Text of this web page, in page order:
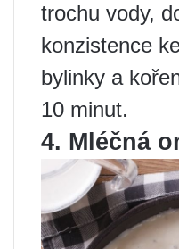
trochu vody,
konzistence
bylinky a
10 minut.
4. Mléčná